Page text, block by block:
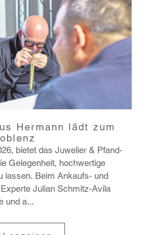
Hermann lädt zum
bietet das Juwe­lier & Pfand­
Gele­gen­heit, hoch­wer­tige
lassen. Beim Ankaufs- und
Julian Schmitz-Avila
und a...